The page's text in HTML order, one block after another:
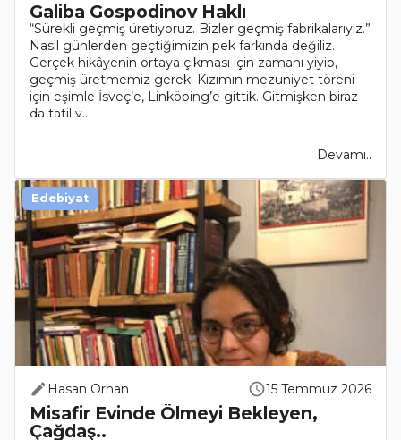
Galiba Gospodinov Haklı
“Sürekli geçmiş üretiyoruz. Bizler geçmiş fabrikalarıyız.”
Nasıl günlerden geçtiğimizin pek farkında değiliz.
Gerçek hikâyenin ortaya çıkması için zamanı yiyip,
geçmiş üretmemiz gerek. Kızımın mezuniyet töreni
için eşimle İsveç’e, Linköping’e gittik. Gitmişken biraz
da tatil y..
Devamı..
Hasan Orhan 15 Temmuz 2026
Misafir Evinde Ölmeyi Bekleyen,
Çağdaş..
Edebiyat